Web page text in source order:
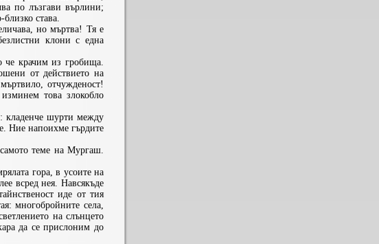
по лъзгави върлини;
става.
но мъртва! Тя е
клони с една
че крачим из гробища.
от действието на
отчужденост!
това злокобло
кладенче шурти между
Ние напоихме гърдите
теме на Мургаш.
гора, в усоите на
всред нея. Навсякъде
иде от тия
многобройните села,
на слънцето
да се прислоним до